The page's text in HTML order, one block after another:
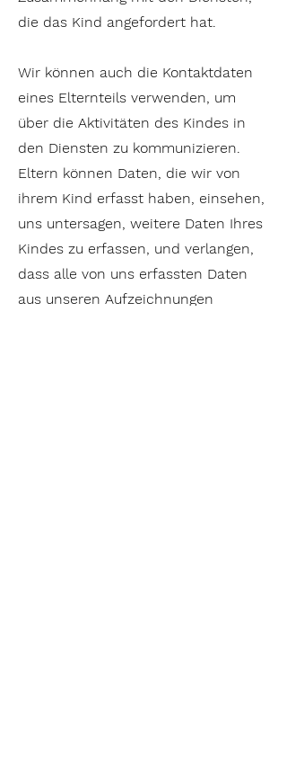
die das Kind angefordert hat.
Wir können auch die Kontaktdaten
eines Elternteils verwenden, um
über die Aktivitäten des Kindes in
den Diensten zu kommunizieren.
Eltern können Daten, die wir von
ihrem Kind erfasst haben, einsehen,
uns untersagen, weitere Daten Ihres
Kindes zu erfassen, und verlangen,
dass alle von uns erfassten Daten
aus unseren Aufzeichnungen